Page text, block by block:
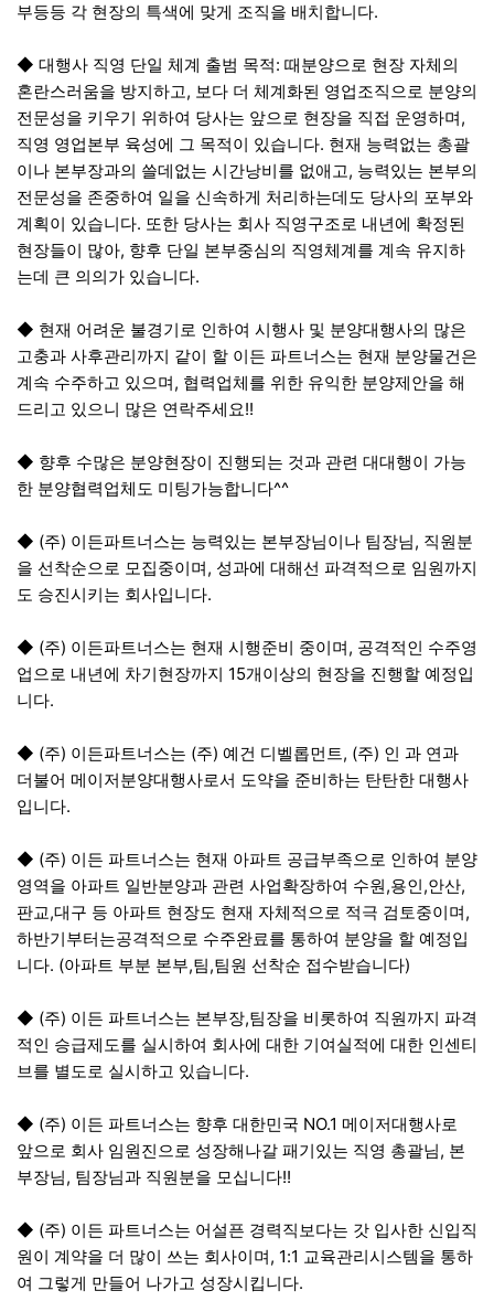
부등등 각 현장의 특색에 맞게 조직을 배치합니다.
◆ 대행사 직영 단일 체계 출범 목적: 때분양으로 현장 자체의
혼란스러움을 방지하고, 보다 더 체계화된 영업조직으로 분양의
전문성을 키우기 위하여 당사는 앞으로 현장을 직접 운영하며,
직영 영업본부 육성에 그 목적이 있습니다. 현재 능력없는 총괄
이나 본부장과의 쓸데없는 시간낭비를 없애고, 능력있는 본부의
전문성을 존중하여 일을 신속하게 처리하는데도 당사의 포부와
계획이 있습니다. 또한 당사는 회사 직영구조로 내년에 확정된
현장들이 많아, 향후 단일 본부중심의 직영체계를 계속 유지하
는데 큰 의의가 있습니다.
◆ 현재 어려운 불경기로 인하여 시행사 및 분양대행사의 많은
고충과 사후관리까지 같이 할 이든 파트너스는 현재 분양물건은
계속 수주하고 있으며, 협력업체를 위한 유익한 분양제안을 해
드리고 있으니 많은 연락주세요!!
◆ 향후 수많은 분양현장이 진행되는 것과 관련 대대행이 가능
한 분양협력업체도 미팅가능합니다^^
◆ (주) 이든파트너스는 능력있는 본부장님이나 팀장님, 직원분
을 선착순으로 모집중이며, 성과에 대해선 파격적으로 임원까지
도 승진시키는 회사입니다.
◆ (주) 이든파트너스는 현재 시행준비 중이며, 공격적인 수주영
업으로 내년에 차기현장까지 15개이상의 현장을 진행할 예정입
니다.
◆ (주) 이든파트너스는 (주) 예건 디벨롭먼트, (주) 인 과 연과
더불어 메이저분양대행사로서 도약을 준비하는 탄탄한 대행사
입니다.
◆ (주) 이든 파트너스는 현재 아파트 공급부족으로 인하여 분양
영역을 아파트 일반분양과 관련 사업확장하여 수원,용인,안산,
판교,대구 등 아파트 현장도 현재 자체적으로 적극 검토중이며,
하반기부터는공격적으로 수주완료를 통하여 분양을 할 예정입
니다. (아파트 부분 본부,팀,팀원 선착순 접수받습니다)
◆ (주) 이든 파트너스는 본부장,팀장을 비롯하여 직원까지 파격
적인 승급제도를 실시하여 회사에 대한 기여실적에 대한 인센티
브를 별도로 실시하고 있습니다.
◆ (주) 이든 파트너스는 향후 대한민국 NO.1 메이저대행사로
앞으로 회사 임원진으로 성장해나갈 패기있는 직영 총괄님, 본
부장님, 팀장님과 직원분을 모십니다!!
◆ (주) 이든 파트너스는 어설픈 경력직보다는 갓 입사한 신입직
원이 계약을 더 많이 쓰는 회사이며, 1:1 교육관리시스템을 통하
여 그렇게 만들어 나가고 성장시킵니다.